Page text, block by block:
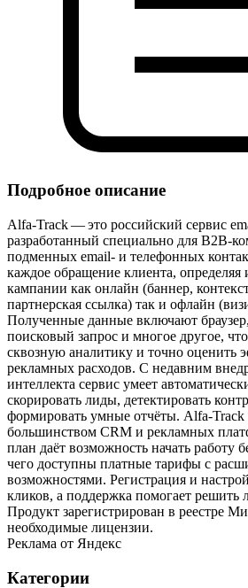
Подробное описание
Alfa‑Track — это российский сервис
разработанный специально для
подменных email‑ и телефонных
каждое обращение клиента, определяя
кампании как онлайн (баннер,
партнерская ссылка) так и офлайн
Полученные данные включают
поисковый запрос и многое другое,
сквозную аналитику и точно оценить
рекламных расходов. С недавним
интеллекта сервис умеет
скорировать лиды, детектировать
формировать умные отчёты. Alfa‑Track
большинством CRM и рекламных
план даёт возможность начать работу
чего доступны платные тарифы с
возможностями. Регистрация и
кликов, а поддержка помогает
Продукт зарегистрирован в реестре
необходимые лицензии.
Реклама от Яндекс
Категории